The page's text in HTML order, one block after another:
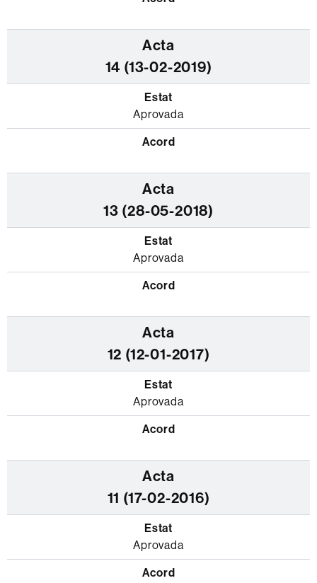
14 (13-02-2019)
Aprovada
13 (28-05-2018)
Aprovada
12 (12-01-2017)
Aprovada
11 (17-02-2016)
Aprovada